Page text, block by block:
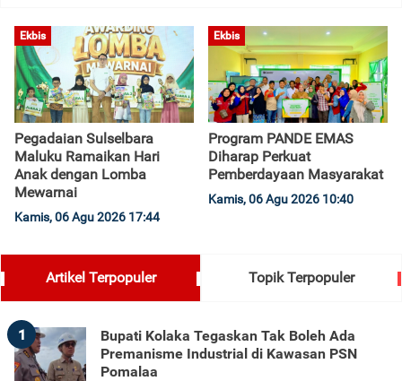
Ekbis
Pegadaian Sulselbara
Maluku Ramaikan Hari
Anak dengan Lomba
Mewarnai
Kamis, 06 Agu 2026 17:44
Ekbis
Program PANDE EMAS
Diharap Perkuat
Pemberdayaan Masyarakat
Kamis, 06 Agu 2026 10:40
Artikel Terpopuler Topik Terpopuler
1
Bupati Kolaka Tegaskan Tak Boleh Ada
Premanisme Industrial di Kawasan PSN
Pomalaa